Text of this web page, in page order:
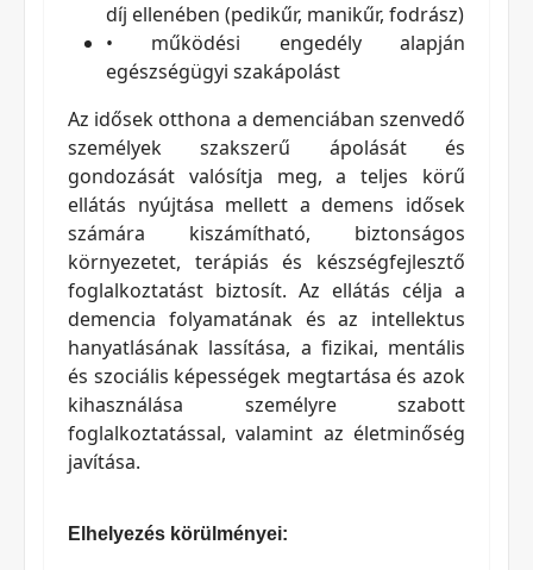
díj ellenében (pedikűr, manikűr, fodrász)
• működési engedély alapján
egészségügyi szakápolást
Az idősek otthona a demenciában szenvedő
személyek szakszerű ápolását és
gondozását valósítja meg, a teljes körű
ellátás nyújtása mellett a demens idősek
számára kiszámítható, biztonságos
környezetet, terápiás és készségfejlesztő
foglalkoztatást biztosít. Az ellátás célja a
demencia folyamatának és az intellektus
hanyatlásának lassítása, a fizikai, mentális
és szociális képességek megtartása és azok
kihasználása személyre szabott
foglalkoztatással, valamint az életminőség
javítása.
Elhelyezés körülményei: